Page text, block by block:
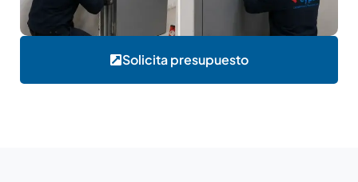
Solicita presupuesto